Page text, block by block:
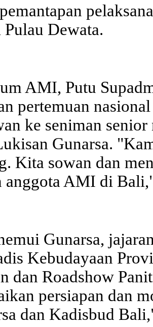
Dewata.
AMI, Putu
pertemuan
ke seniman
Gunarsa.
Kita sowan dan
anggota AMI di
Gunarsa,
Kebudayaan
dan Roadshow
persiapan dan
dan Kadisbud